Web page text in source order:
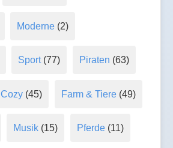
Moderne (2)
Sport(77) Piraten (63)
Cozy (45) Farm & Tiere(49)
Musik (15) Pferde(11)